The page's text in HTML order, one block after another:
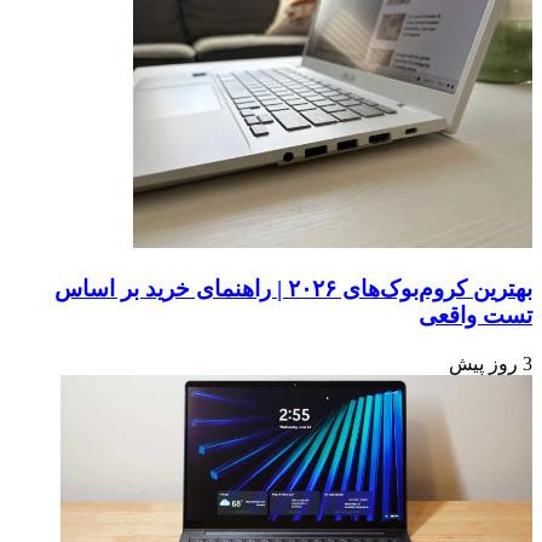
بهترین کروم‌بوک‌های ۲۰۲۶ | راهنمای خرید بر اساس
تست واقعی
3 روز پیش